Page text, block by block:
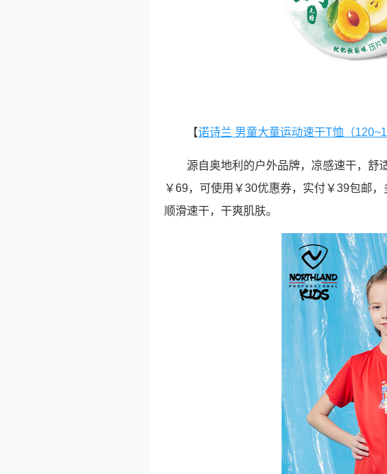
【诺诗兰 男童大童运动速干T恤（
源自奥地利的户外品牌，凉感速干，舒
￥69，可使用￥30优惠券，实付￥39包邮
顺滑速干，干爽肌肤。